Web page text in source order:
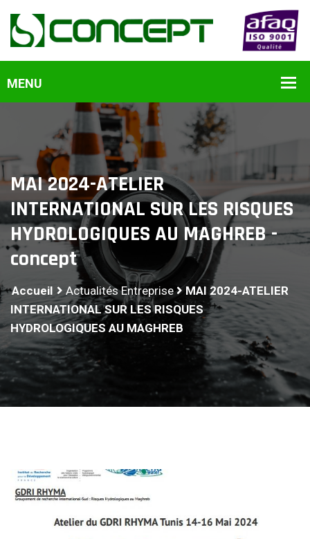
MAI 2024-ATELIER
INTERNATIONAL SUR LES RISQUES
HYDROLOGIQUES AU MAGHREB -
concept
Accueil Actualités Entreprise
MAI 2024-ATELIER
INTERNATIONAL SUR LES RISQUES
HYDROLOGIQUES AU MAGHREB